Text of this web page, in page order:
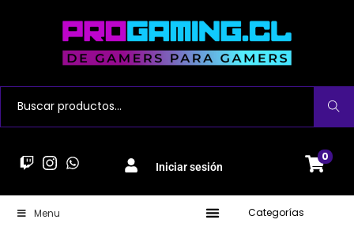
Buscar
Iniciar sesión
0
Menu Categorías